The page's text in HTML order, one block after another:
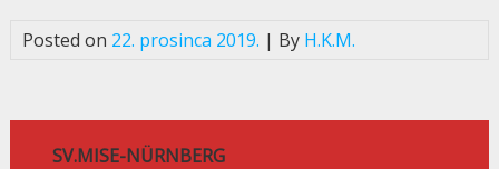
Posted on 22. prosinca 2019. | By H.K.M.
SV.MISE-NÜRNBERG